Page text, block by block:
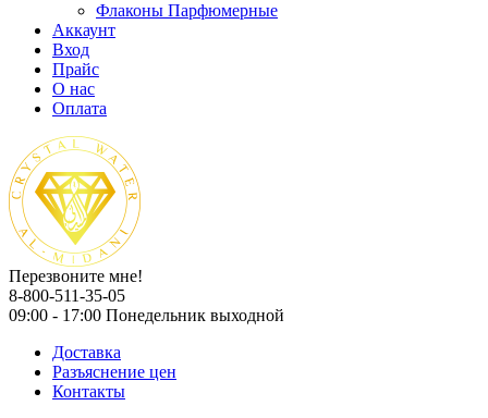
Флаконы Парфюмерные
Аккаунт
Вход
Прайс
О нас
Оплата
Перезвоните мне!
8-800-511-35-05
09:00 - 17:00 Понедельник выходной
Доставка
Разъяснение цен
Контакты